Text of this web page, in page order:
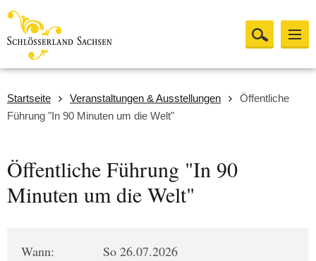
Startseite Veranstaltungen & Ausstellungen
Öffentliche
Führung "In 90 Minuten um die Welt"
Öffentliche Führung "In 90
Minuten um die Welt"
Wann:
So 26.07.2026